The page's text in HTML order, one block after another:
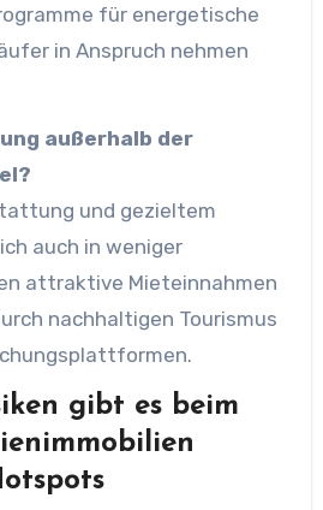
für energetische
in Anspruch nehmen
außerhalb der
und gezieltem
auch in weniger
attraktive Mieteinnahmen
nachhaltigen Tourismus
gibt es beim